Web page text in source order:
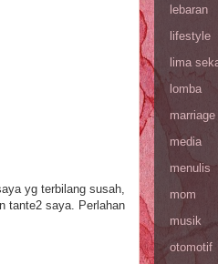
yg terbilang susah,
tante2 saya. Perlahan
lebaran
lifestyle
lima
lomba
marriage
media
menulis
mom
musik
otomotif